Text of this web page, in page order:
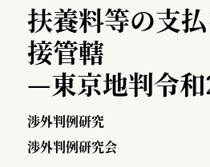
扶養料等の支
接管轄
—東京地判令
渉外判例研究
渉外判例研究会